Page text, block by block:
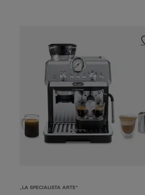
„LA SPECIALISTA ARTE“